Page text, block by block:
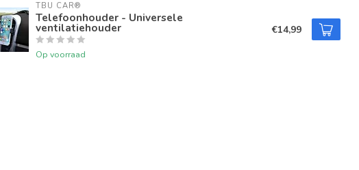
TBU CAR®
Telefoonhouder - Universele
ventilatiehouder
Op voorraad
€14,99